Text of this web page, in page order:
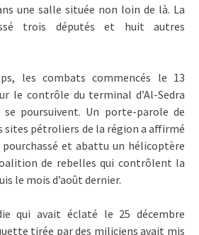
une salle située non loin de là. La
trois députés et huit autres
les combats commencés le 13
le contrôle du terminal d’Al-Sedra
poursuivent. Un porte-parole de
sites pétroliers de la région a affirmé
pourchassé et abattu un hélicoptère
de rebelles qui contrôlent la
le mois d’août dernier.
qui avait éclaté le 25 décembre
tirée par des miliciens avait mis